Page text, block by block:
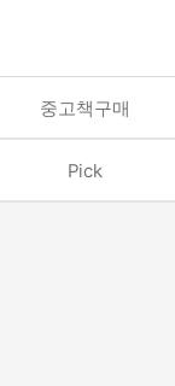
중고책구매
Pick